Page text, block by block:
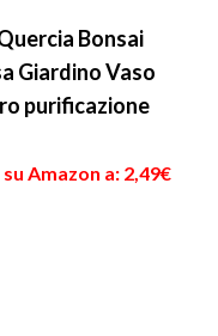
Bonsai
Giardino Vaso
purificazione
Amazon a: 2,49€